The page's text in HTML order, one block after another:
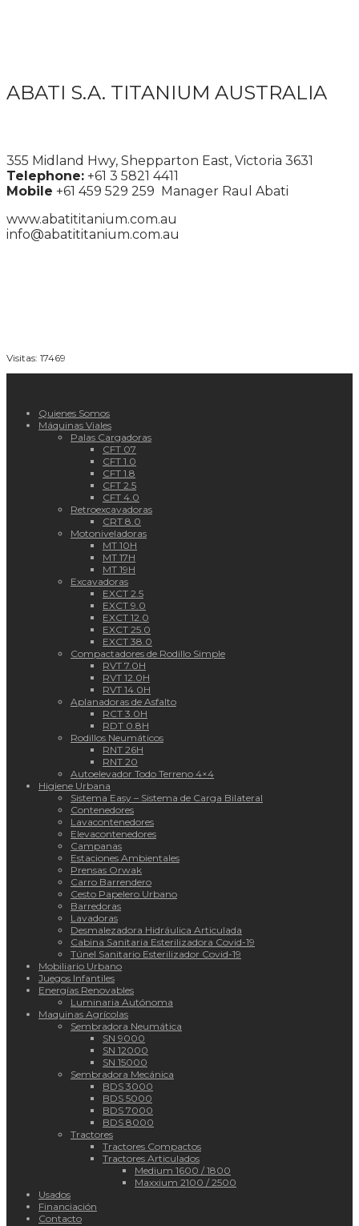
ABATI S.A. TITANIUM AUSTRALIA
355 Midland Hwy, Shepparton East, Victoria 3631
Telephone: +61 3 5821 4411
Mobile +61 459 529 259 Manager Raul Abati
www.abatititanium.com.au
info@abatititanium.com.au
Visitas: 17469
Quienes Somos
Máquinas Viales
Palas Cargadoras
CFT 07
CFT 1.0
CFT 1.8
CFT 2.5
CFT 4.0
Retroexcavadoras
CRT 8.0
Motoniveladoras
MT 10H
MT 17H
MT 19H
Excavadoras
EXCT 2.5
EXCT 9.0
EXCT 12.0
EXCT 25.0
EXCT 38.0
Compactadores de Rodillo Simple
RVT 7.0H
RVT 12.0H
RVT 14.0H
Aplanadoras de Asfalto
RCT 3.0H
RDT 0.8H
Rodillos Neumáticos
RNT 26H
RNT 20
Autoelevador Todo Terreno 4×4
Higiene Urbana
Sistema Easy – Sistema de Carga Bilateral
Contenedores
Lavacontenedores
Elevacontenedores
Campanas
Estaciones Ambientales
Prensas Orwak
Carro Barrendero
Cesto Papelero Urbano
Barredoras
Lavadoras
Desmalezadora Hidráulica Articulada
Cabina Sanitaria Esterilizadora Covid-19
Túnel Sanitario Esterilizador Covid-19
Mobiliario Urbano
Juegos Infantiles
Energías Renovables
Luminaria Autónoma
Maquinas Agrícolas
Sembradora Neumática
SN 9000
SN 12000
SN 15000
Sembradora Mecánica
BDS 3000
BDS 5000
BDS 7000
BDS 8000
Tractores
Tractores Compactos
Tractores Articulados
Medium 1600 / 1800
Maxxium 2100 / 2500
Usados
Financiación
Contacto